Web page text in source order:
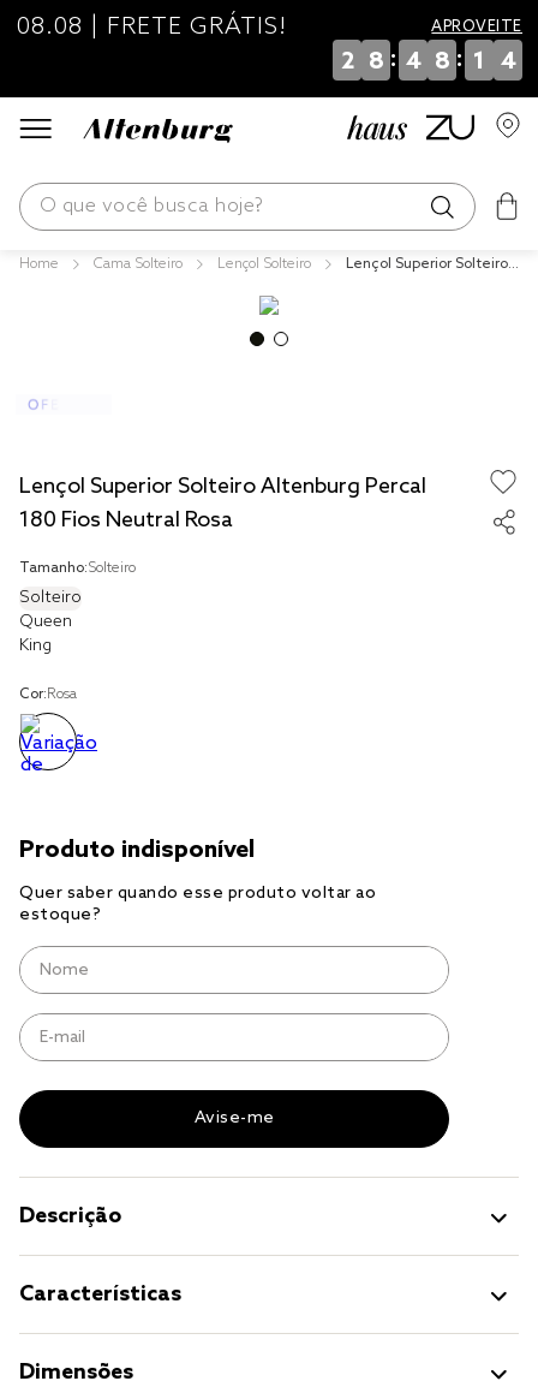
08.08 | FRETE GRÁTIS! APROVEITE
2 8 : 4 8 : 1 4
O que você busca hoje?
Cama Solteiro Lençol Solteiro
Lençol Superior Solteiro
Lençol Superior Solteiro Altenburg Percal
180 Fios Neutral Rosa
Tamanho:Solteiro
Solteiro
Queen
King
Cor: Rosa
Descrição
Características
Dimensões
fronha
travesseiro
cobre leito
jogo cama casal